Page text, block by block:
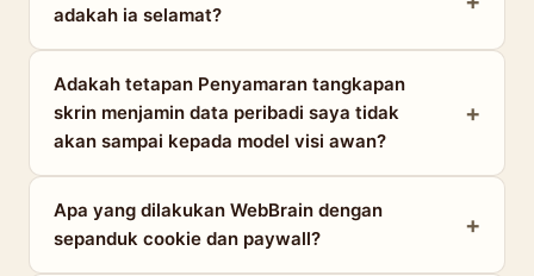
adakah ia selamat?
Adakah tetapan Penyamaran tangkapan
skrin menjamin data peribadi saya tidak
akan sampai kepada model visi awan?
Apa yang dilakukan WebBrain dengan
sepanduk cookie dan paywall?